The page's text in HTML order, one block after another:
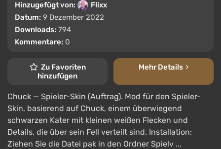
Hinzugefügt von:
Flixx
Datum: 9 Dezember 2022
Downloads: 794
Kommentare: 0
Zu Favoriten
hinzufügen
Mehr Details
Chuck — Spieler-Skin (Auftrag). Mod für den Spieler-
Skin, basierend auf Chuck, einem überwiegend
schwarzen Kater mit kleinen weißen Flecken und
Details, die über sein Fell verteilt sind. Installation:
Ziehen Sie die Datei pak in den Ordner Spielv ...